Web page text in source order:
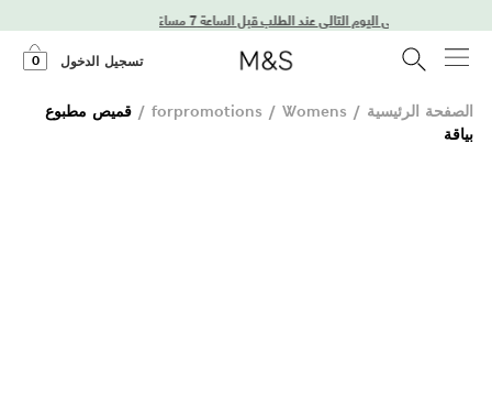
توصيل في اليوم التالي عند الطلب قبل الساعة 7 مساءً
تسجيل الدخول 0
الصفحة الرئيسية /
forpromotions / Womens
/ قميص مطبوع
بياقة